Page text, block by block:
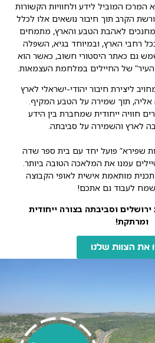
המוביל לידע ולחוויות הקשורות
הקרב תוך חיבור נושאים אלו לכלל
לאהבת הטבע והארץ, מתמחים
רחבי הארץ, ובמיוחד בגיא, השפלה
גם כאתר היסטורי חשוב, כאשר הוא
של החיילים במלחמת העצמאות.
ליצירת חיבור יהודי-ישראלי לארץ
אליה, תוך שמירה על הטבע המקיף.
חוויה ייחודית שמחברת בין הידע
לארץ והשמירה על סביבתה.
שפירא” פועל יחד עם בית ספר שדה
עמנו את המלאכה הטובה ביותר.
מותאמת אישית לאופי הקבוצה
לעבוד גם אתכם!
ירושלים וסביבתה בצורה ייחודית
ומרתקת!
את הצוות שלנו